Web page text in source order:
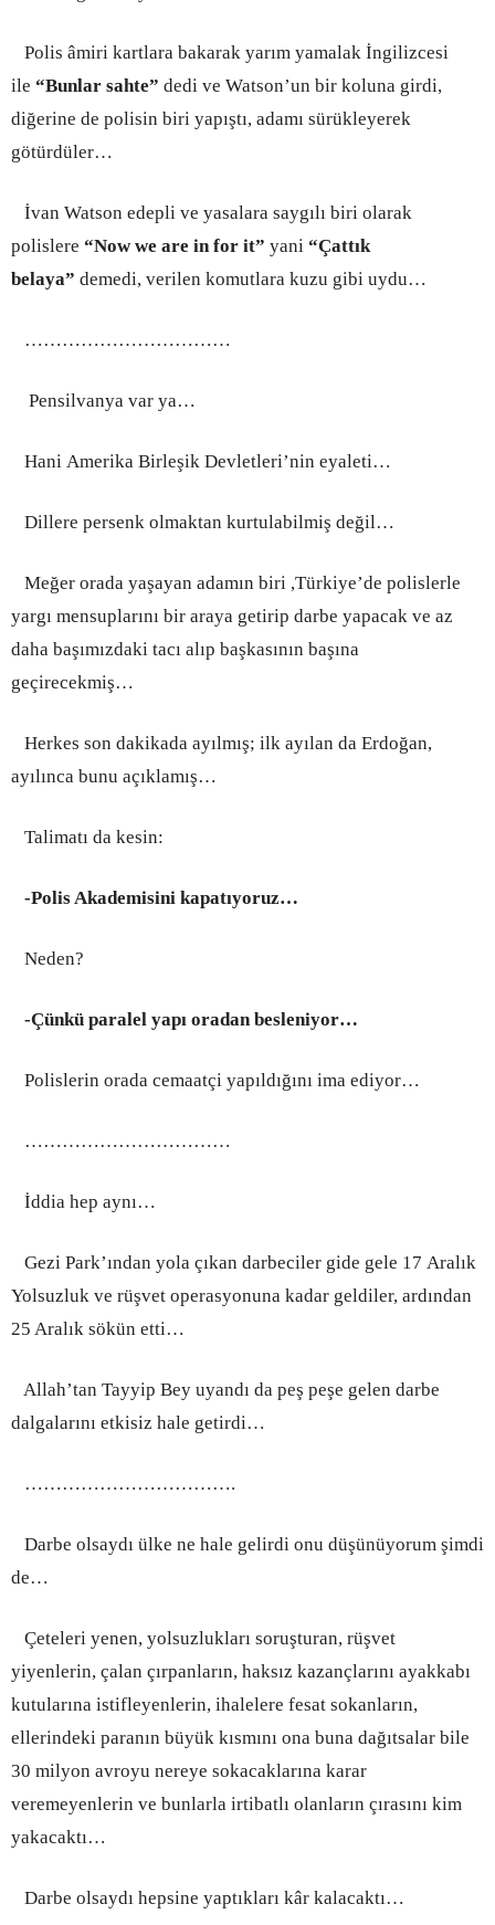
Polis âmiri kartlara bakarak yarım yamalak İngilizcesi
ile “Bunlar sahte” dedi ve Watson’un bir koluna girdi,
diğerine de polisin biri yapıştı, adamı sürükleyerek
götürdüler…
İvan Watson edepli ve yasalara saygılı biri olarak
polislere “Now we are in for it” yani “Çattık
belaya” demedi, verilen komutlara kuzu gibi uydu…
……………………… ……
Pensilvanya var ya…
Hani Amerika Birleşik Devletleri’nin eyaleti…
Dillere persenk olmaktan kurtulabilmiş değil…
Meğer orada yaşayan adamın biri ,Türkiye’de polislerle
yargı mensuplarını bir araya getirip darbe yapacak ve az
daha başımızdaki tacı alıp başkasının başına
geçirecekmiş…
Herkes son dakikada ayılmış; ilk ayılan da Erdoğan,
ayılınca bunu açıklamış…
Talimatı da kesin:
-Polis Akademisini kapatıyoruz…
Neden?
-Çünkü paralel yapı oradan besleniyor…
Polislerin orada cemaatçi yapıldığını ima ediyor…
………………………… …
İddia hep aynı…
Gezi Park’ından yola çıkan darbeciler gide gele 17 Aralık
Yolsuzluk ve rüşvet operasyonuna kadar geldiler, ardından
25 Aralık sökün etti…
Allah’tan Tayyip Bey uyandı da peş peşe gelen darbe
dalgalarını etkisiz hale getirdi…
………………………… ….
Darbe olsaydı ülke ne hale gelirdi onu düşünüyorum şimdi
de…
Çeteleri yenen, yolsuzlukları soruşturan, rüşvet
yiyenlerin, çalan çırpanların, haksız kazançlarını ayakkabı
kutularına istifleyenlerin, ihalelere fesat sokanların,
ellerindeki paranın büyük kısmını ona buna dağıtsalar bile
30 milyon avroyu nereye sokacaklarına karar
veremeyenlerin ve bunlarla irtibatlı olanların çırasını kim
yakacaktı…
Darbe olsaydı hepsine yaptıkları kâr kalacaktı…